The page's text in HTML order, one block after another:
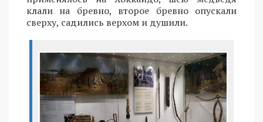
клали на бревно, второе бревно опускали
сверху, садились верхом и душили.